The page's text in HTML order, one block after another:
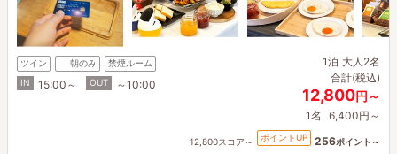
ツイン 朝のみ
禁煙ルーム
IN
15:00～ OUT ～10:00
1泊 大人2名
合計(税込)
12,800円～
1名 6,400円～
12,800スコア～ ポイントUP 256ポイント～